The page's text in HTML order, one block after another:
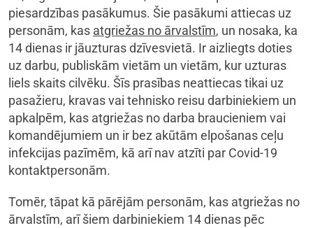
piesardzības pasākumus. Šie pasākumi attiecas uz
personām, kas atgriežas no ārvalstīm, un nosaka, ka
14 dienas ir jāuzturas dzīvesvietā. Ir aizliegts doties
uz darbu, publiskām vietām un vietām, kur uzturas
liels skaits cilvēku. Šīs prasības neattiecas tikai uz
pasažieru, kravas vai tehnisko reisu darbiniekiem un
apkalpēm, kas atgriežas no darba braucieniem vai
komandējumiem un ir bez akūtām elpošanas ceļu
infekcijas pazīmēm, kā arī nav atzīti par Covid-19
kontaktpersonām.
Tomēr, tāpat kā pārējām personām, kas atgriežas no
ārvalstīm, arī šiem darbiniekiem 14 dienas pēc